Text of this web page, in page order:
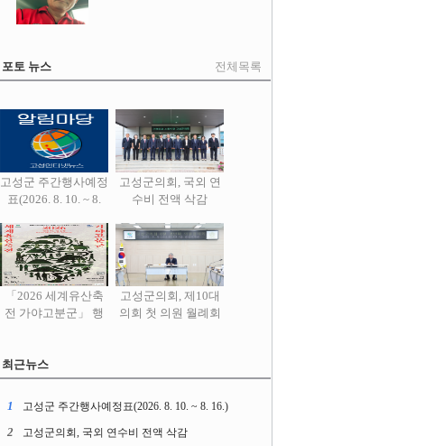
포토 뉴스 전체목록
고성군 주간행사예정
표(2026. 8. 10. ~ 8.
고성군의회, 국외 연
수비 전액 삭감
「2026 세계유산축
전 가야고분군」 행
고성군의회, 제10대
의회 첫 의원 월례회
최근뉴스
1 고성군 주간행사예정표(2026. 8. 10. ~ 8. 16.)
2 고성군의회, 국외 연수비 전액 삭감